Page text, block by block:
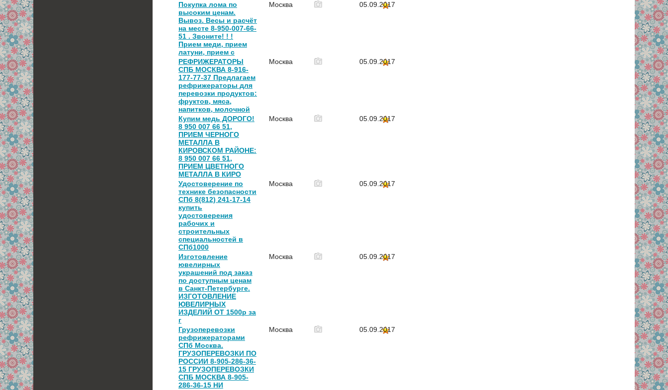
Покупка лома по
высоким ценам.
Вывоз. Весы и расчёт
на месте 8-950-007-66-
51 . Звоните! ! !
Прием меди, прием
латуни, прием с
05.09.2017
Москва
РЕФРИЖЕРАТОРЫ
СПБ МОСКВА 8-916-
177-77-37 Предлагаем
рефрижераторы для
перевозки продуктов:
фруктов, мяса,
напитков, молочной
05.09.2017
Москва
Купим медь ДОРОГО!
8 950 007 66 51,
ПРИЕМ ЧЕРНОГО
МЕТАЛЛА В
КИРОВСКОМ РАЙОНЕ:
8 950 007 66 51,
ПРИЕМ ЦВЕТНОГО
МЕТАЛЛА В КИРО
05.09.2017
Москва
Удостоверение по
технике безопасности
СПб 8(812) 241-17-14
купить
удостоверения
рабочих и
строительных
специальностей в
СПб1000
05.09.2017
Москва
Изготовление
ювелирных
украшений под заказ
по доступным ценам
в Санкт-Петербурге.
ИЗГОТОВЛЕНИЕ
ЮВЕЛИРНЫХ
ИЗДЕЛИЙ ОТ 1500р за
г
05.09.2017
Москва
Грузоперевозки
рефрижераторами
СПб Москва.
ГРУЗОПЕРЕВОЗКИ ПО
РОССИИ 8-905-286-36-
15 ГРУЗОПЕРЕВОЗКИ
СПБ МОСКВА 8-905-
286-36-15 НИ
05.09.2017
Москва